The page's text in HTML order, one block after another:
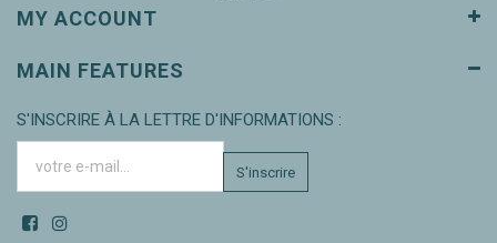
MY ACCOUNT
MAIN FEATURES
S'INSCRIRE À LA LETTRE D'INFORMATIONS :
S'inscrire